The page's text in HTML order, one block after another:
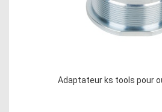
Adaptateur ks tools pour